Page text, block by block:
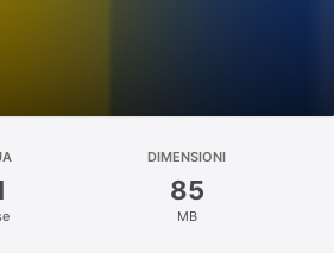
DIMENSIONI
85
MB